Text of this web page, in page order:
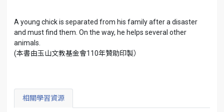
A young chick is separated from his family after a disaster
and must find them. On the way, he helps several other
animals.
(本書由玉山文教基金會110年贊助印製）
相關學習資源